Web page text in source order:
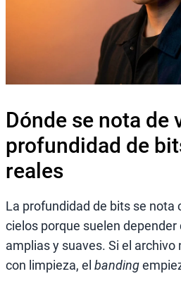
Dónde se nota de
profundidad de
reales
La profundidad de bits se nota
cielos porque suelen
amplias y suaves. Si el
con limpieza, el banding